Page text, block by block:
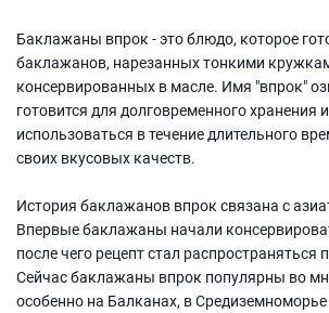
Баклажаны впрок - это блюдо, которое
баклажанов, нарезанных тонкими
консервированных в масле. Имя "впрок"
готовится для долговременного хранения
использоваться в течение длительного
своих вкусовых качеств.
История баклажанов впрок связана с
Впервые баклажаны начали
после чего рецепт стал распространяться
Сейчас баклажаны впрок популярны во
особенно на Балканах, в